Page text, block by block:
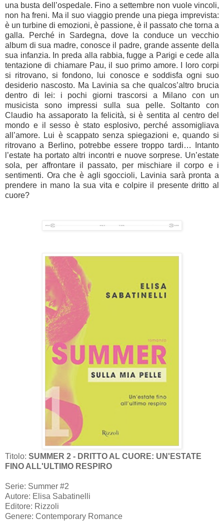
una busta dell’ospedale. Fino a settembre non vuole vincoli,
non ha freni. Ma il suo viaggio prende una piega imprevista:
è un turbine di emozioni, è passione, è il passato che torna a
galla. Perché in Sardegna, dove la conduce un vecchio
album di sua madre, conosce il padre, grande assente della
sua infanzia. In preda alla rabbia, fugge a Parigi e cede alla
tentazione di chiamare Pau, il suo primo amore. I loro corpi
si ritrovano, si fondono, lui conosce e soddisfa ogni suo
desiderio nascosto. Ma Lavinia sa che qualcos’altro brucia
dentro di lei: i pochi giorni trascorsi a Milano con un
musicista sono impressi sulla sua pelle. Soltanto con
Claudio ha assaporato la felicità, si è sentita al centro del
mondo e il sesso è stato esplosivo, perché assomigliava
all’amore. Lui è scappato senza spiegazioni e, quando si
ritrovano a Berlino, potrebbe essere troppo tardi… Intanto
l’estate ha portato altri incontri e nuove sorprese. Un’estate
sola, per affrontare il passato, per mischiare il corpo e i
sentimenti. Ora che è agli sgoccioli, Lavinia sarà pronta a
prendere in mano la sua vita e colpire il presente dritto al
cuore?
Titolo: SUMMER 2 - DRITTO AL CUORE: UN'ESTATE
FINO ALL'ULTIMO RESPIRO
Serie: Summer #2
Autore: Elisa Sabatinelli
Editore: Rizzoli
Genere: Contemporary Romance